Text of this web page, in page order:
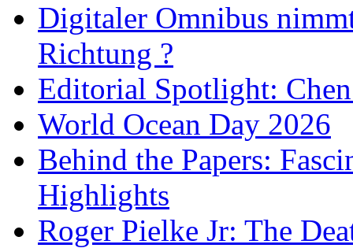
Digitaler Omnibus
Richtung ?
Editorial Spotlight:
World Ocean Day 2026
Behind the Papers:
Highlights
Roger Pielke Jr: The